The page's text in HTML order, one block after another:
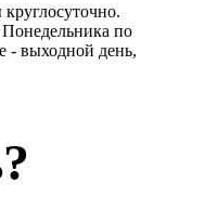
круглосуточно.
Понедельника по
- выходной день,